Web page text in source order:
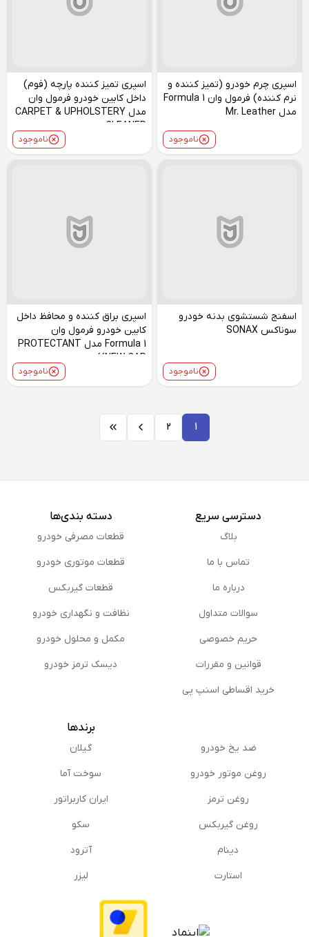
اسپری چرم خودرو (تمیز کننده و
نرم کننده) فرمول وان Formula 1
مدل Mr. Leather
ناموجود
اسپری تمیز کننده پارچه (فوم)
داخل کابین خودرو فرمول وان
مدل CARPET & UPHOLSTERY
CLEANER
ناموجود
اسفنج شستشوی بدنه خودرو
سوناکس SONAX
ناموجود
اسپری براق کننده و محافظ داخل
کابین خودرو فرمول وان
Formula 1 مدل PROTECTANT
(NEW CAR)
ناموجود
1
2
دسترسی سریع
بلاگ
تماس با ما
درباره ما
سوالات متداول
حریم خصوصی
قوانین و مقررات
خرید اقساطی اسنپ پی
دسته بندی‌ها
قطعات مصرفی خودرو
قطعات موتوری خودرو
قطعات گیربکس
نظافت و نگهداری خودرو
مكمل و محلول خودرو
دیسک ترمز خودرو
ضد یخ خودرو
روغن موتور خودرو
روغن ترمز
روغن گیربكس
دینام
استارت
برندها
گیلان
سوخت آما
ایران کاربراتور
سکو
آترود
لیزر